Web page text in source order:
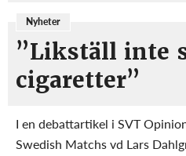
Nyheter
”Likställ inte
cigaretter”
I en debattartikel i SVT
Swedish Matchs vd Lars